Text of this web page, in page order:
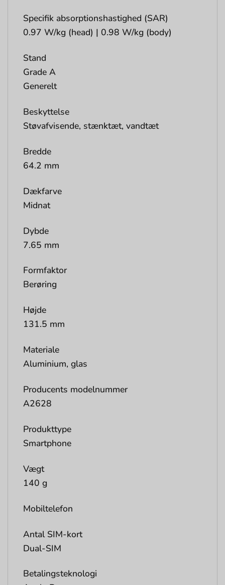
Specifik absorptionshastighed (SAR)
0.97 W/kg (head) | 0.98 W/kg (body)
Stand
Grade A
Generelt
Beskyttelse
Støvafvisende, stænktæt, vandtæt
Bredde
64.2 mm
Dækfarve
Midnat
Dybde
7.65 mm
Formfaktor
Berøring
Højde
131.5 mm
Materiale
Aluminium, glas
Producents modelnummer
A2628
Produkttype
Smartphone
Vægt
140 g
Mobiltelefon
Antal SIM-kort
Dual-SIM
Betalingsteknologi